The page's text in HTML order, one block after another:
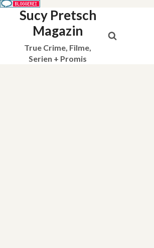
Sucy Pretsch
Magazin
True Crime, Filme,
Serien + Promis